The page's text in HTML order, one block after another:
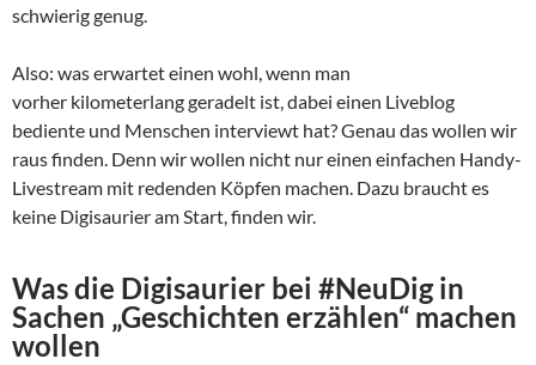
schwierig genug.
Also: was erwartet einen wohl, wenn man
vorher kilometerlang geradelt ist, dabei einen Liveblog
bediente und Menschen interviewt hat? Genau das wollen wir
raus finden. Denn wir wollen nicht nur einen einfachen Handy-
Livestream mit redenden Köpfen machen. Dazu braucht es
keine Digisaurier am Start, finden wir.
Was die Digisaurier bei #NeuDig in
Sachen „Geschichten erzählen“ machen
wollen